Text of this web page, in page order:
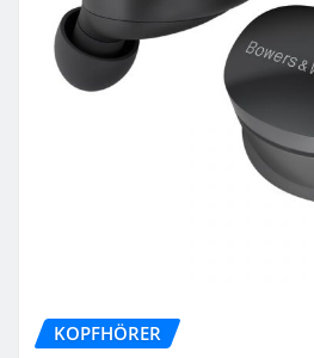
KOPFHÖRER